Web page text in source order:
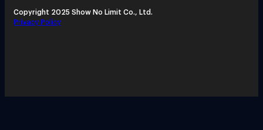
Copyright 2025 Show No Limit Co., Ltd.
Privacy Policy